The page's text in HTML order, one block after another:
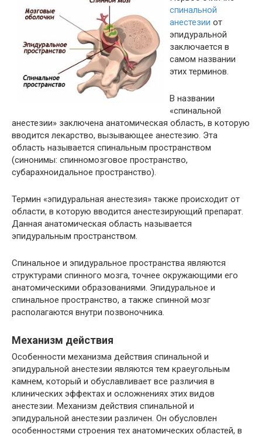
спинальной
анестезии от
эпидуральной
заключается в
самом названии
этих терминов.
В названии
«спинальной
анестезии» заключена анатомическая область, в которую
вводится лекарство, вызывающее анестезию. Эта
область называется спинальным пространством
(синонимы: спинномозговое пространство,
субарахноидальное пространство).
Термин «эпидуральная анестезия» также происходит от
области, в которую вводится анестезирующий препарат.
Данная анатомическая область называется
эпидуральным пространством.
Спинальное и эпидуральное пространства являются
структурами спинного мозга, точнее окружающими его
анатомическими образованиями. Эпидуральное и
спинальное пространство, а также спинной мозг
располагаются внутри позвоночника.
Механизм действия
Особенности механизма действия спинальной и
эпидуральной анестезии являются тем краеугольным
камнем, который и обуславливает все различия в
клинических эффектах и осложнениях этих видов
анестезии. Механизм действия спинальной и
эпидуральной анестезии различен. Он обусловлен
особенностями строения тех анатомических областей, в